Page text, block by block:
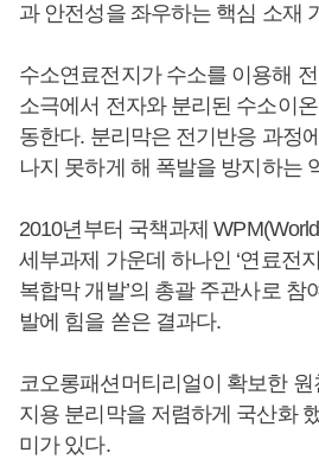
과 안전성을 좌우하는 핵심 소재
수소연료전지가 수소를 이용해
소극에서 전자와 분리된 수소이
동한다. 분리막은 전기반응 과정
나지 못하게 해 폭발을 방지하는
2010년부터 국책과제
세부과제 가운데 하나인 ‘연료전
복합막 개발’의 총괄 주관사로 참
발에 힘을 쏟은 결과다.
코오롱패션머티리얼이 확보한
지용 분리막을 저렴하게 국산화
미가 있다.